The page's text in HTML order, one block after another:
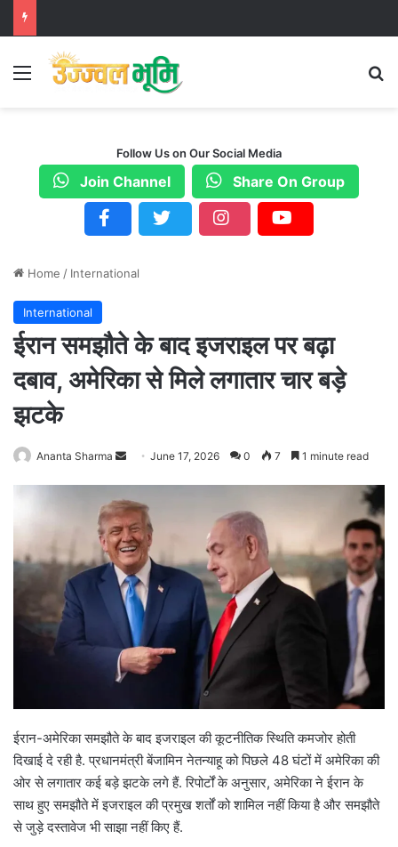
Menu
Follow Us on Our Social Media
Join Channel Share On Group
Home / International
International
ईरान समझौते के बाद इजराइल पर बढ़ा
दबाव, अमेरिका से मिले लगातार चार बड़े
झटके
Ananta Sharma
n
d
a
n
e
m
a
i
l
June 17, 2026 0 7 1 minute read
ईरान-अमेरिका समझौते के बाद इजराइल की कूटनीतिक स्थिति कमजोर होती
दिखाई दे रही है. प्रधानमंत्री बेंजामिन नेतन्याहू को पिछले 48 घंटों में अमेरिका की
ओर से लगातार कई बड़े झटके लगे हैं. रिपोर्टों के अनुसार, अमेरिका ने ईरान के
साथ हुए समझौते में इजराइल की प्रमुख शर्तों को शामिल नहीं किया है और समझौते
से जुड़े दस्तावेज भी साझा नहीं किए हैं.